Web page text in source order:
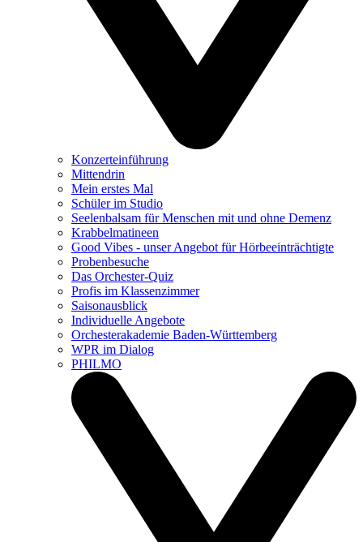
Konzerteinführung
Mittendrin
Mein erstes Mal
Schüler im Studio
Seelenbalsam für Menschen mit und ohne Demenz
Krabbelmatineen
Good Vibes - unser Angebot für Hörbeeinträchtigte
Probenbesuche
Das Orchester-Quiz
Profis im Klassenzimmer
Saisonausblick
Individuelle Angebote
Orchesterakademie Baden-Württemberg
WPR im Dialog
PHILMO